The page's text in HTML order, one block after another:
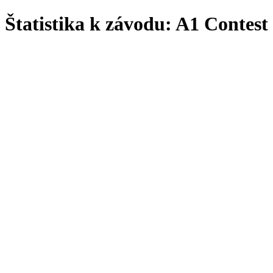
Štatistika k závodu: A1 Contest